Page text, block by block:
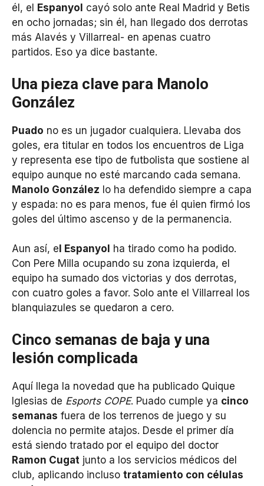
él, el
Espanyol cayó solo ante Real Madrid y Betis
en ocho jornadas; sin él, han llegado dos derrotas
más Alavés y Villarreal- en apenas cuatro
partidos. Eso ya dice bastante.
Una pieza clave para Manolo
González
Puado no es un jugador cualquiera. Llevaba dos
goles, era titular en todos los encuentros de Liga
y representa ese tipo de futbolista que sostiene al
equipo aunque no esté marcando cada semana.
Manolo González lo ha defendido siempre a capa
y espada: no es para menos, fue él quien firmó los
goles del último ascenso y de la permanencia.
Aun así, e l Espanyol
ha tirado como ha podido.
Con Pere Milla ocupando su zona izquierda, el
equipo ha sumado dos victorias y dos derrotas,
con cuatro goles a favor. Solo ante el Villarreal los
blanquiazules se quedaron a cero.
Cinco semanas de baja y una
lesión complicada
Aquí llega la novedad que ha publicado Quique
Iglesias de Esports COPE. Puado cumple ya cinco
semanas fuera de los terrenos de juego y su
dolencia no permite atajos. Desde el primer día
está siendo tratado por el equipo del doctor
Ramon Cugat junto a los servicios médicos del
club, aplicando incluso tratamiento con células